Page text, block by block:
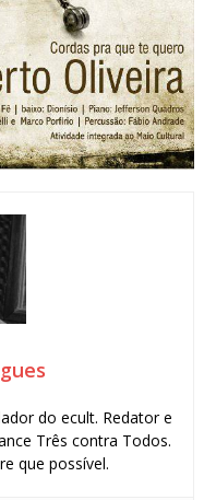
do ecult. Redator e
Três contra Todos.
que possível.